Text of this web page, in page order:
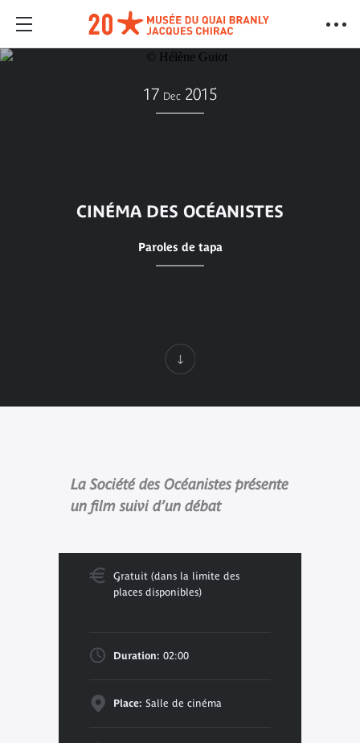
17 Dec 2015
CINÉMA DES OCÉANISTES
Paroles de tapa
La Société des Océanistes présente
un film suivi d’un débat
Gratuit (dans la limite des
places disponibles)
Duration: 02:00
Place: Salle de cinéma